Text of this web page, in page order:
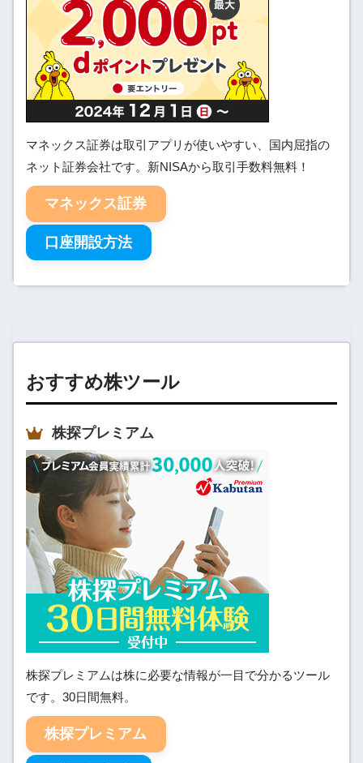
マネックス証券は取引アプリが使いやすい、国内屈指の
ネット証券会社です。新NISAから取引手数料無料！
マネックス証券
口座開設方法
おすすめ株ツール
株探プレミアム
株探プレミアムは株に必要な情報が一目で分かるツール
です。30日間無料。
株探プレミアム